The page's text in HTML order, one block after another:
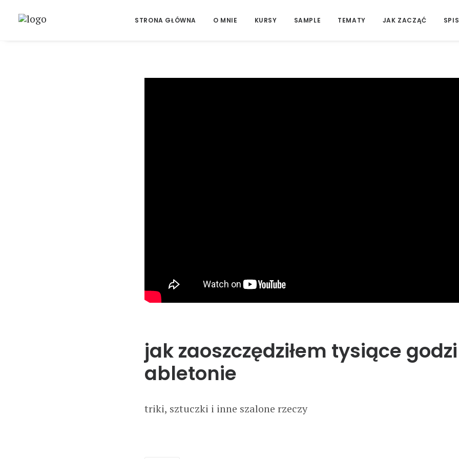
STRONA GŁÓWNA O MNIE KURSY SAMPLE TEMATY JAK ZACZĄĆ
jak zaoszczędziłem tysiące
abletonie
triki, sztuczki i inne szalone rzeczy